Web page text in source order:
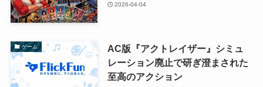
2026-04-04
ゲーム
AC版『アクトレイザー』シミュ
レーション廃止で研ぎ澄まされた
至高のアクション